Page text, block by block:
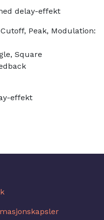
delay-effekt
Peak, Modulation:
Square
effekt